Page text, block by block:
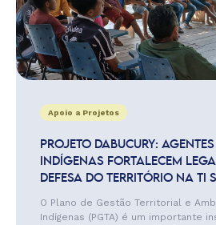
Apoio a Projetos
PROJETO DABUCURY:
INDÍGENAS FORTALECEM
DEFESA DO TERRITÓRIO NA TI
O Plano de Gestão Territorial e
Indígenas (PGTA) é um importante